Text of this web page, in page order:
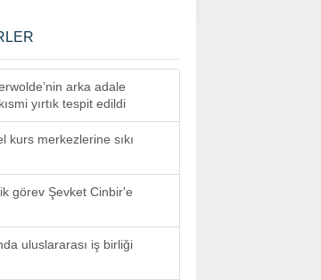
arka adale
yırtık tespit edildi
kurs merkezlerine sıkı
görev Şevket Cinbir'e
uluslararası iş birliği